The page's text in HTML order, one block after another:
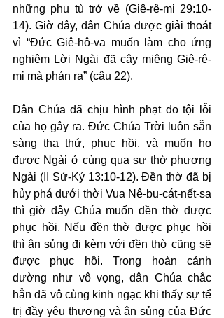
những phu tù trở về (Giê-rê-mi 29:10-
14). Giờ đây, dân Chúa được giải thoát
vì “Đức Giê-hô-va muốn làm cho ứng
nghiệm Lời Ngài đã cậy miệng Giê-rê-
mi mà phán ra” (câu 22).
Dân Chúa đã chịu hình phạt do tội lỗi
của họ gây ra. Đức Chúa Trời luôn sẵn
sàng tha thứ, phục hồi, và muốn họ
được Ngài ở cùng qua sự thờ phượng
Ngài (II Sử-Ký 13:10-12). Đền thờ đã bị
hủy phá dưới thời Vua Nê-bu-cát-nết-sa
thì giờ đây Chúa muốn đền thờ được
phục hồi. Nếu đền thờ được phục hồi
thì ân sủng đi kèm với đền thờ cũng sẽ
được phục hồi. Trong hoàn cảnh
dường như vô vọng, dân Chúa chắc
hẳn đã vô cùng kinh ngạc khi thấy sự tể
trị đầy yêu thương và ân sủng của Đức